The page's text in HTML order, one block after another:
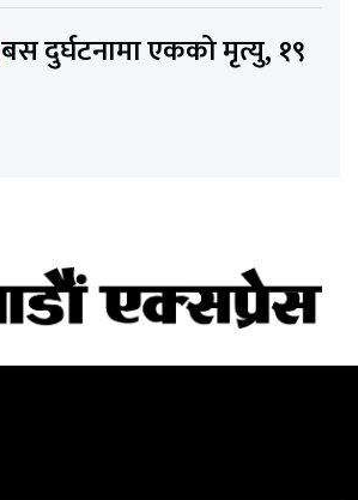
बस दुर्घटनामा एकको मृत्यु, १९